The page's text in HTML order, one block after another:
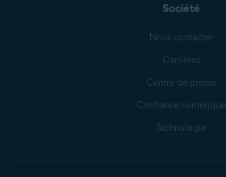
Société
Nous contacter
Carrières
Centre de presse
Confiance numérique
Technologie